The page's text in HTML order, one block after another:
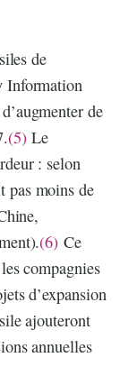
de
Information
de
(5)Le
: selon
pas moins de
(6) Ce
compagnies
d’expansion
ajouteront
annuelles